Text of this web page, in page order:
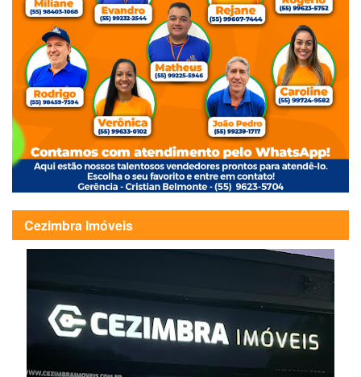
Cezimbra Imóveis